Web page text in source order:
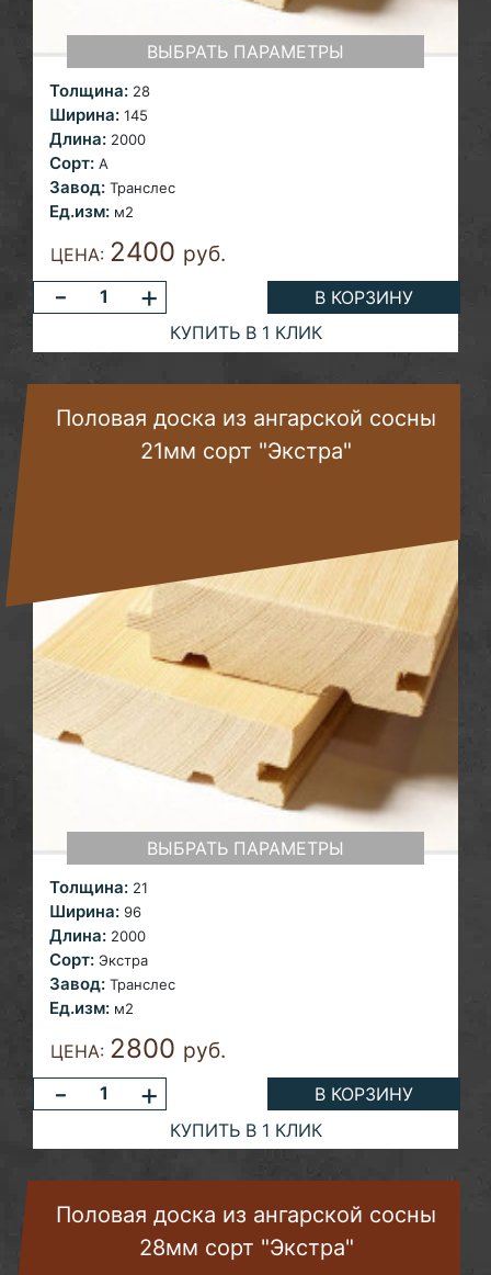
ВЫБРАТЬ ПАРАМЕТРЫ
Толщина: 28
Ширина: 145
Длина: 2000
Сорт: A
Завод: Транслес
Ед.изм: м2
ЦЕНА: 2400 руб.
- +
В КОРЗИНУ
КУПИТЬ В 1 КЛИК
Половая доска из ангарской сосны
21мм сорт "Экстра"
ВЫБРАТЬ ПАРАМЕТРЫ
Толщина: 21
Ширина: 96
Длина: 2000
Сорт: Экстра
Завод: Транслес
Ед.изм: м2
ЦЕНА: 2800 руб.
- +
В КОРЗИНУ
КУПИТЬ В 1 КЛИК
Половая доска из ангарской сосны
28мм сорт "Экстра"